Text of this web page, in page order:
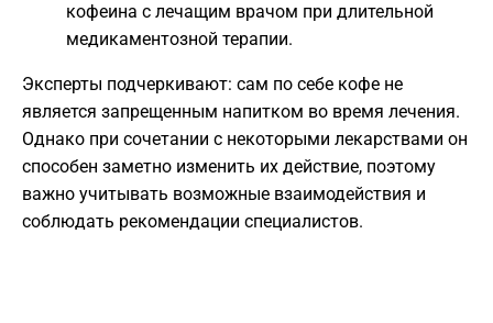
кофеина с лечащим врачом при длительной
медикаментозной терапии.
Эксперты подчеркивают: сам по себе кофе не
является запрещенным напитком во время лечения.
Однако при сочетании с некоторыми лекарствами он
способен заметно изменить их действие, поэтому
важно учитывать возможные взаимодействия и
соблюдать рекомендации специалистов.